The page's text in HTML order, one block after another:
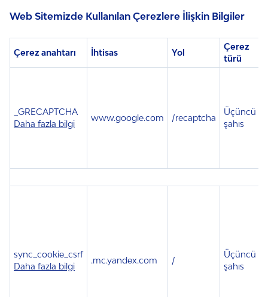
Web Sitemizde Kullanılan Çerezlere İlişkin Bilgiler
Çerez anahtarı İhtisas Yol
Çerez
türü
_GRECAPTCHA
Daha fazla bilgi
www.google.com /recaptcha
Üçüncü
şahıs
sync_cookie_csrf
Daha fazla bilgi
.mc.yandex.com /
Üçüncü
şahıs